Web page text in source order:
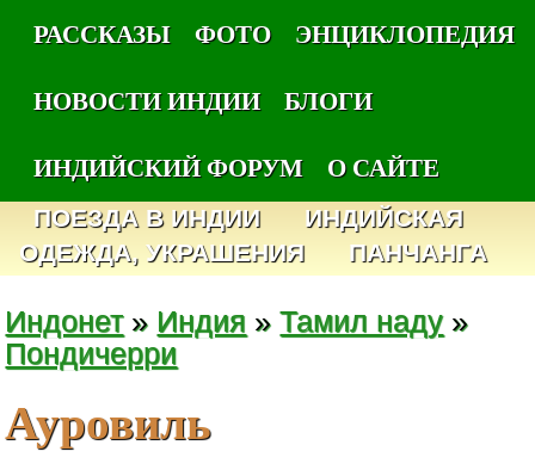
РАССКАЗЫ
ФОТО
ЭНЦИКЛОПЕДИЯ
НОВОСТИ ИНДИИ
БЛОГИ
ИНДИЙСКИЙ ФОРУМ
О САЙТЕ
ПОЕЗДА В ИНДИИ
ИНДИЙСКАЯ
ОДЕЖДА, УКРАШЕНИЯ
ПАНЧАНГА
Индонет» Индия »Тамил наду»
Пондичерри
Ауровиль